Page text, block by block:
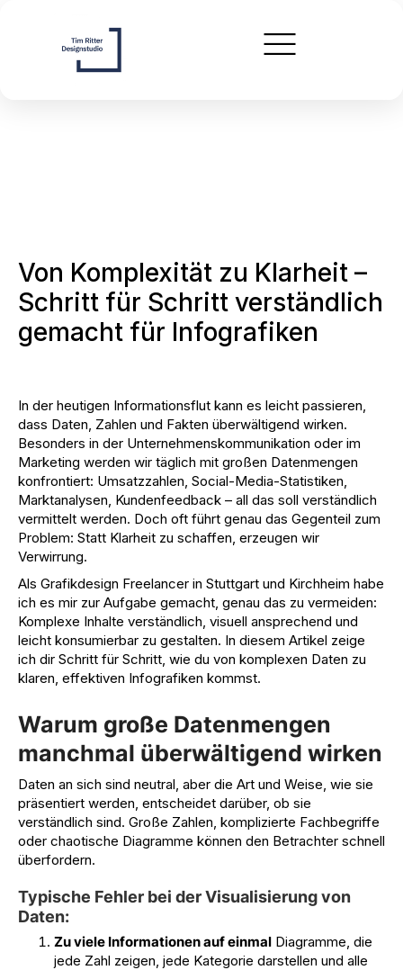
Von Komplexität zu Klarheit –
Schritt für Schritt verständlich
gemacht für Infografiken
In der heutigen Informationsflut kann es leicht passieren,
dass Daten, Zahlen und Fakten überwältigend wirken.
Besonders in der Unternehmenskommunikation oder im
Marketing werden wir täglich mit großen Datenmengen
konfrontiert: Umsatzzahlen, Social-Media-Statistiken,
Marktanalysen, Kundenfeedback – all das soll verständlich
vermittelt werden. Doch oft führt genau das Gegenteil zum
Problem: Statt Klarheit zu schaffen, erzeugen wir
Verwirrung.
Als Grafikdesign Freelancer in Stuttgart und Kirchheim habe
ich es mir zur Aufgabe gemacht, genau das zu vermeiden:
Komplexe Inhalte verständlich, visuell ansprechend und
leicht konsumierbar zu gestalten. In diesem Artikel zeige
ich dir Schritt für Schritt, wie du von komplexen Daten zu
klaren, effektiven Infografiken kommst.
Warum große Datenmengen
manchmal überwältigend wirken
Daten an sich sind neutral, aber die Art und Weise, wie sie
präsentiert werden, entscheidet darüber, ob sie
verständlich sind. Große Zahlen, komplizierte Fachbegriffe
oder chaotische Diagramme können den Betrachter schnell
überfordern.
Typische Fehler bei der Visualisierung von
Daten:
Zu viele Informationen auf einmal Diagramme, die
jede Zahl zeigen, jede Kategorie darstellen und alle